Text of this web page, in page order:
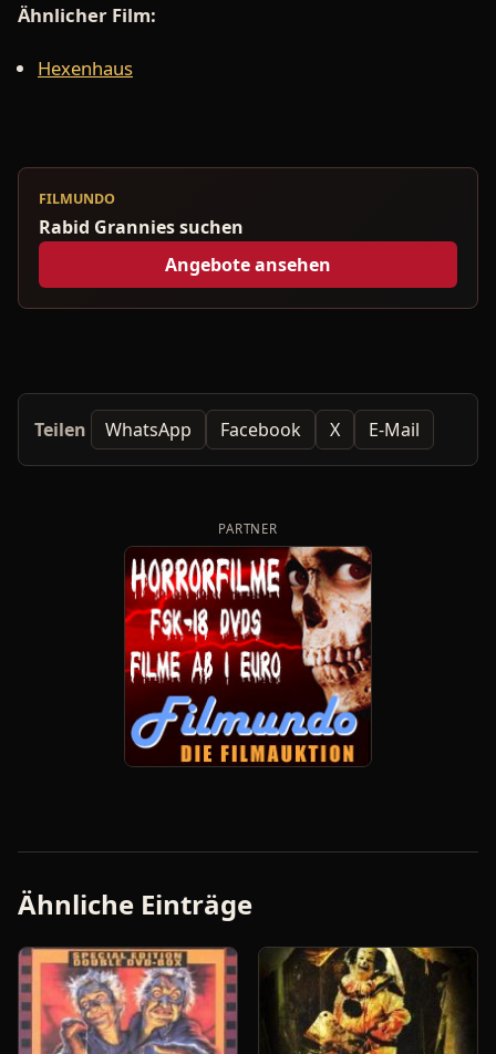
Ähnlicher Film:
Hexenhaus
FILMUNDO
Rabid Grannies suchen
Angebote ansehen
Teilen WhatsApp Facebook X E-Mail
PARTNER
Ähnliche Einträge